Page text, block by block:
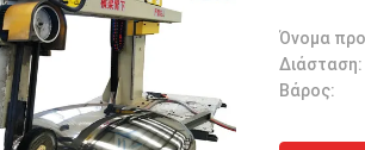
Διάσταση:
Βάρος: